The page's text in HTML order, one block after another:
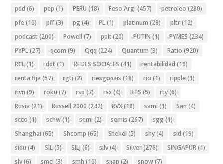
pdd (6) pep (1) PERU (18) Peso Arg. (457) petroleo (280)
pfe (10) pff(3) pg (4) PL(1) platinum (28) pltr(12)
podcast (200) Powell (7) pplt (20) PUTIN (1) PYMES (234)
PYPL(27) qcom (9) Qqq (224) Quantum (3) Ratio (920)
RCL(1) rddt (1) REDES SOCIALES (41) rentabilidad (19)
renta fija (57) rgti (2) riesgopais (18) rio (1) ripple (1)
rivn (9) roku (7) rsp (7) rsx (4) RTS (5) rty(6)
Rusia (21) Russell 2000 (242) RVX(18) sami (1) San (4)
scco (1) schw(1) semi (2) semis (267) sgg (1)
Shanghai (65) Shcomp (65) Shekel (5) shy(4) sid (19)
sidu (4) SIL(5) SILJ (6) silv(4) Silver(276) SINGAPUR(1)
slv(6) smci (3) smh (10) snap (2) snow(7)